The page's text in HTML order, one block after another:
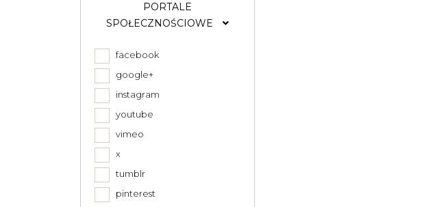
PORTALE
SPOŁECZNOŚCIOWE
facebook
google+
instagram
youtube
vimeo
x
tumblr
pinterest